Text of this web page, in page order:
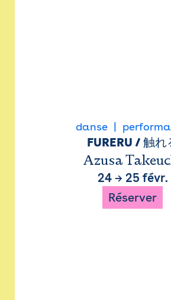
danse
FURERU / 触れ
Azusa
24→ 25 févr.
Réserver